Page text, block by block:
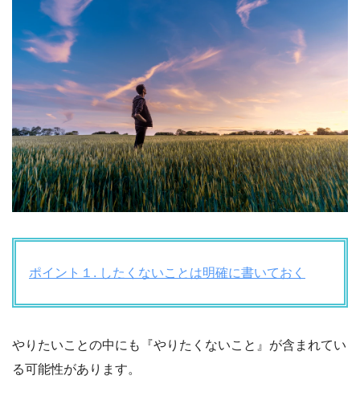
ポイント１. したくないことは明確に書いておく
やりたいことの中にも『やりたくないこと』が含まれてい
る可能性があります。